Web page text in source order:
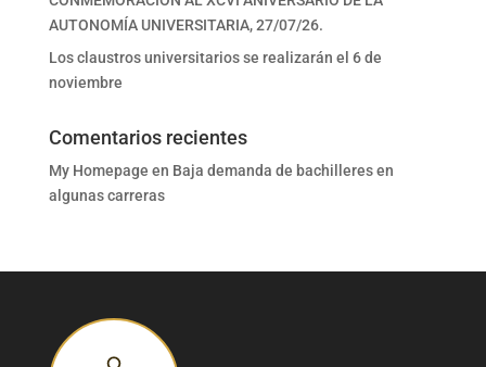
AUTONOMÍA UNIVERSITARIA, 27/07/26.
Los claustros universitarios se realizarán el 6 de
noviembre
Comentarios recientes
My Homepage en Baja demanda de bachilleres en
algunas carreras